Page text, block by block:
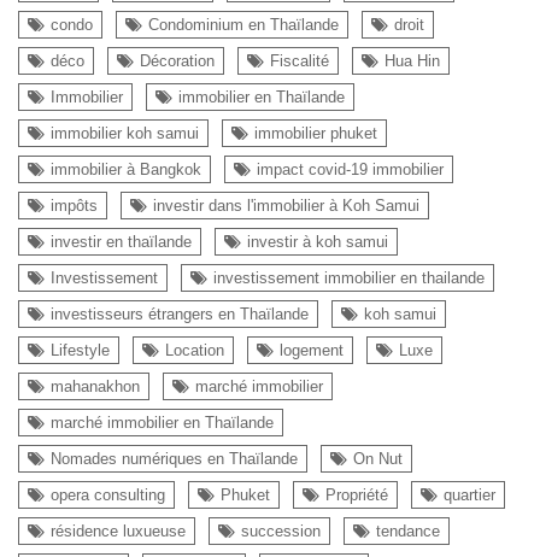
condo
Condominium en Thaïlande
droit
déco
Décoration Fiscalité
Hua Hin
Immobilier
immobilier en Thaïlande
immobilier koh samui
immobilier phuket
immobilier à Bangkok
impact covid-19 immobilier
impôts
investir dans l'immobilier à Koh Samui
investir en thaïlande
investir à koh samui
Investissement
investissement immobilier en thailande
investisseurs étrangers en Thaïlande
koh samui
Lifestyle
Location logement
Luxe
mahanakhon
marché immobilier
marché immobilier en Thaïlande
Nomades numériques en Thaïlande
On Nut
opera consulting
Phuket Propriété
quartier
résidence luxueuse
succession
tendance